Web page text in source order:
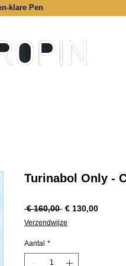
klare Pen
Turinabol Only -
€ 160,00 Normale
€ 130,00
Verzendwijze
Aantal *